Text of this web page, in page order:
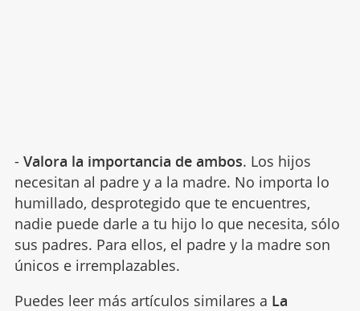
- Valora la importancia de ambos. Los hijos
necesitan al padre y a la madre. No importa lo
humillado, desprotegido que te encuentres,
nadie puede darle a tu hijo lo que necesita, sólo
sus padres. Para ellos, el padre y la madre son
únicos e irremplazables.
Puedes leer más artículos similares a La